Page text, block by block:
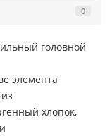
0
головной
элемента
хлопок,